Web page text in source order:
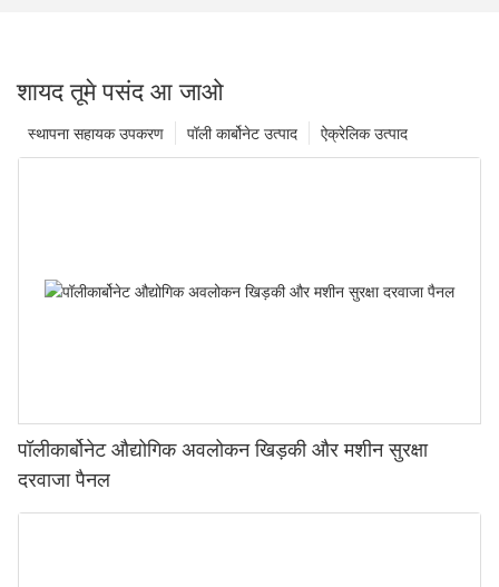
शायद तूमे पसंद आ जाओ
ऐक्रेलिक उत्पाद
पॉली कार्बोनेट उत्पाद
स्थापना सहायक उपकरण
पॉलीकार्बोनेट औद्योगिक अवलोकन खिड़की और मशीन सुरक्षा
दरवाजा पैनल